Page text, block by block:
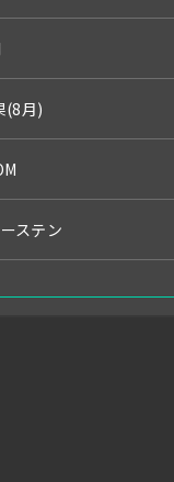
月)
ステン